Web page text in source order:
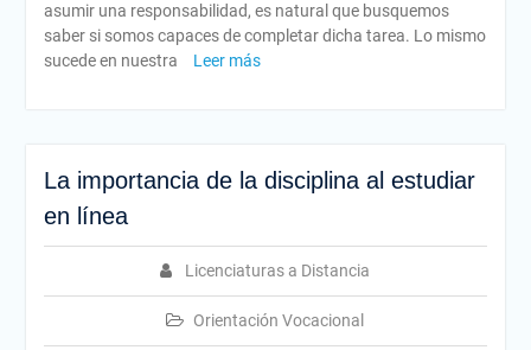
asumir una responsabilidad, es natural que busquemos
saber si somos capaces de completar dicha tarea. Lo mismo
sucede en nuestra
Leer más
La importancia de la disciplina al estudiar
en línea
Licenciaturas a Distancia
Orientación Vocacional